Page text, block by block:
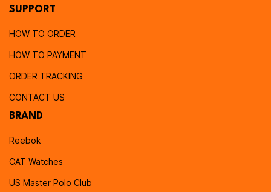
SUPPORT
HOW TO ORDER
HOW TO PAYMENT
ORDER TRACKING
CONTACT US
BRAND
Reebok
CAT Watches
US Master Polo Club